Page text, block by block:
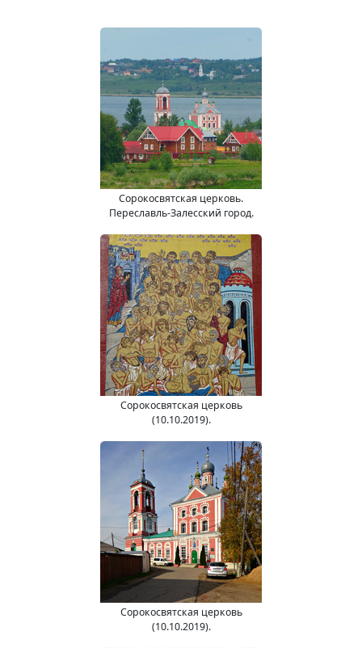
Сорокосвятская церковь.
Переславль-Залесский город.
Сорокосвятская церковь
(10.10.2019).
Сорокосвятская церковь
(10.10.2019).